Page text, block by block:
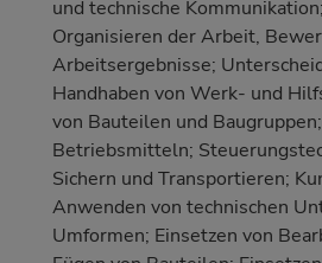
und technische
Organisieren der Arbeit,
Arbeitsergebnisse;
Handhaben von Werk- und
von Bauteilen und
Betriebsmitteln;
Sichern und Transportieren;
Anwenden von technischen
Umformen; Einsetzen von